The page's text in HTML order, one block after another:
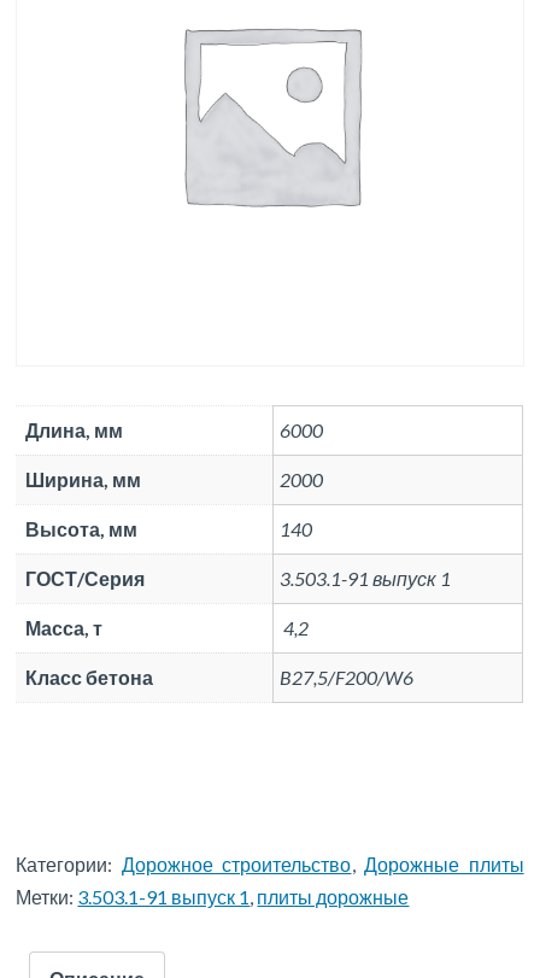
Длина, мм 6000
Ширина, мм 2000
Высота, мм 140
ГОСТ/Серия 3.503.1-91 выпуск 1
Масса, т 4,2
Класс бетона B27,5/F200/W6
Категории: Дорожное строительство
Дорожные плиты
Метки: 3.503.1-91 выпуск 1 плиты дорожные